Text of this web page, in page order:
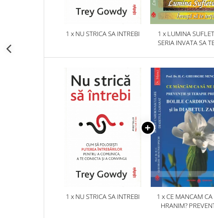
1 x NU STRICA SA INTREBI
1 x LUMINA
SERIA INVATA SA
1 x NU STRICA SA INTREBI
1 x CE MANCAM CA
HRANIM?